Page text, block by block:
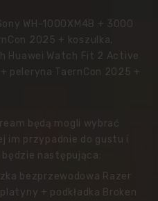
WH-1000XM4B + 3000
2025 + koszulka,
Huawei Watch Fit 2 Active
peleryna TaernCon 2025 +
będą mogli wybrać
im przypadnie do gustu i
następująca:
bezprzewodowa Razer
+ podkładka Broken